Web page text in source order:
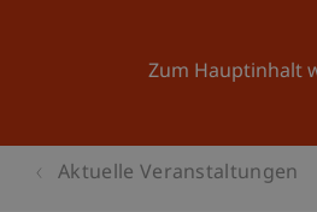
Zum Hauptinhalt
Aktuelle Veranstaltungen